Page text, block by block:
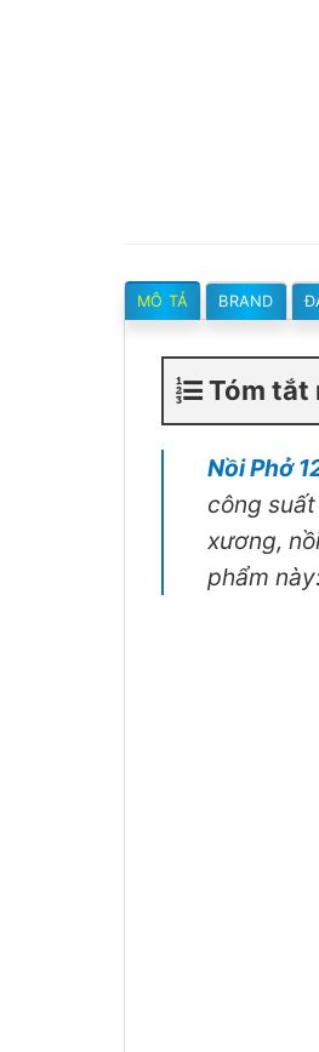
MÔ TẢ BRAND
Tóm tắt
Nồi Phở
công
xương,
phẩm